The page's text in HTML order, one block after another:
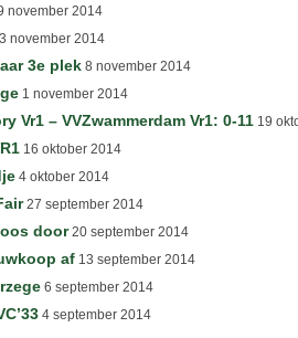
november 2014
november 2014
3e plek 8 november 2014
1 november 2014
Vr1 – VVZwammerdam Vr1: 0-11 19
16 oktober 2014
4 oktober 2014
27 september 2014
door20 september 2014
af 13 september 2014
6 september 2014
4 september 2014